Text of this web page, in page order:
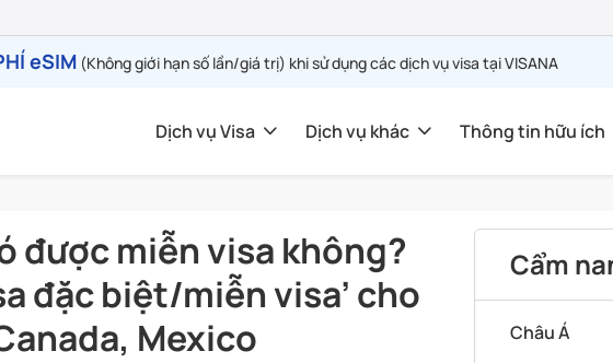
eSIM (Không giới hạn số lần/giá trị) khi sử dụng các dịch vụ visa tại VISANA
Dịch vụ Visa Dịch vụ khác Thông tin hữu ích
được miễn visa không?
đặc biệt/miễn visa’ cho
Mexico
Cẩm
Châu Á